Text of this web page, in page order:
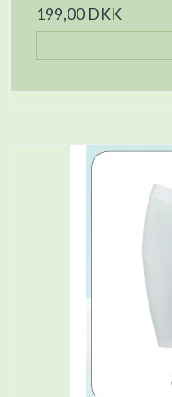
199,00 DKK